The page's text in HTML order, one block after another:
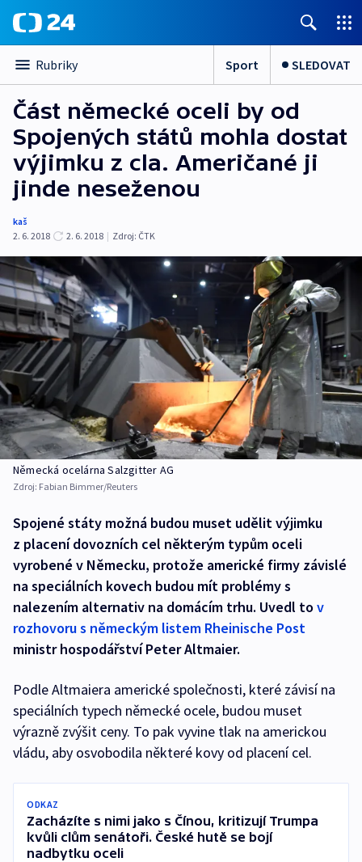
Rubriky Sport SLEDOVAT
Část německé oceli by od
Spojených států mohla dostat
výjimku z cla. Američané ji
jinde neseženou
kaš
2. 6. 2018
2. 6. 2018 | Zdroj: ČTK
Německá ocelárna Salzgitter AG
Zdroj: Fabian Bimmer/Reuters
Spojené státy možná budou muset udělit výjimku
z placení dovozních cel některým typům oceli
vyrobené v Německu, protože americké firmy závislé
na speciálních kovech budou mít problémy s
nalezením alternativ na domácím trhu. Uvedl tov
rozhovoru s německým listem Rheinische Post
ministr hospodářství Peter Altmaier.
Podle Altmaiera americké společnosti, které závisí na
speciálních typech německé ocele, budou muset
výrazně zvýšit ceny. To pak vyvine tlak na americkou
vládu, aby osvobodila některé kovy od placení cel.
ODKAZ
Zacházíte s nimi jako s Čínou, kritizují Trumpa
kvůli clům senátoři. České hutě se bojí
nadbytku oceli